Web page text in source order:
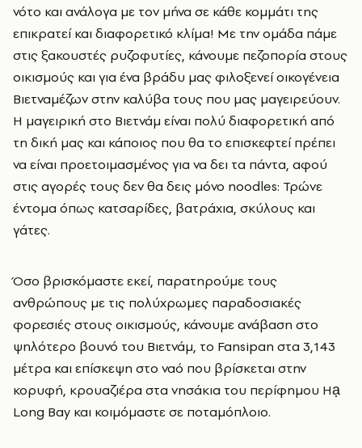
νότο και ανάλογα με τον μήνα σε κάθε κομμάτι της
επικρατεί και διαφορετικό κλίμα! Με την ομάδα πάμε
στις ξακουστές ρυζοφυτίες, κάνουμε πεζοπορία στους
οικισμούς και για ένα βράδυ μας φιλοξενεί οικογένεια
Βιετναμέζων στην καλύβα τους που μας μαγειρεύουν.
Η μαγειρική στο Βιετνάμ είναι πολύ διαφορετική από
τη δική μας και κάποιος που θα το επισκεφτεί πρέπει
να είναι προετοιμασμένος για να δει τα πάντα, αφού
στις αγορές τους δεν θα δεις μόνο noodles: Τρώνε
έντομα όπως κατσαρίδες, βατράχια, σκύλους και
γάτες.
Όσο βρισκόμαστε εκεί, παρατηρούμε τους
ανθρώπους με τις πολύχρωμες παραδοσιακές
φορεσιές στους οικισμούς, κάνουμε ανάβαση στο
ψηλότερο βουνό του Βιετνάμ, το Fansipan στα 3,143
μέτρα και επίσκεψη στο ναό που βρίσκεται στην
κορυφή, κρουαζιέρα στα νησάκια του περίφημου Hạ
Long Bay και κοιμόμαστε σε ποταμόπλοιο.